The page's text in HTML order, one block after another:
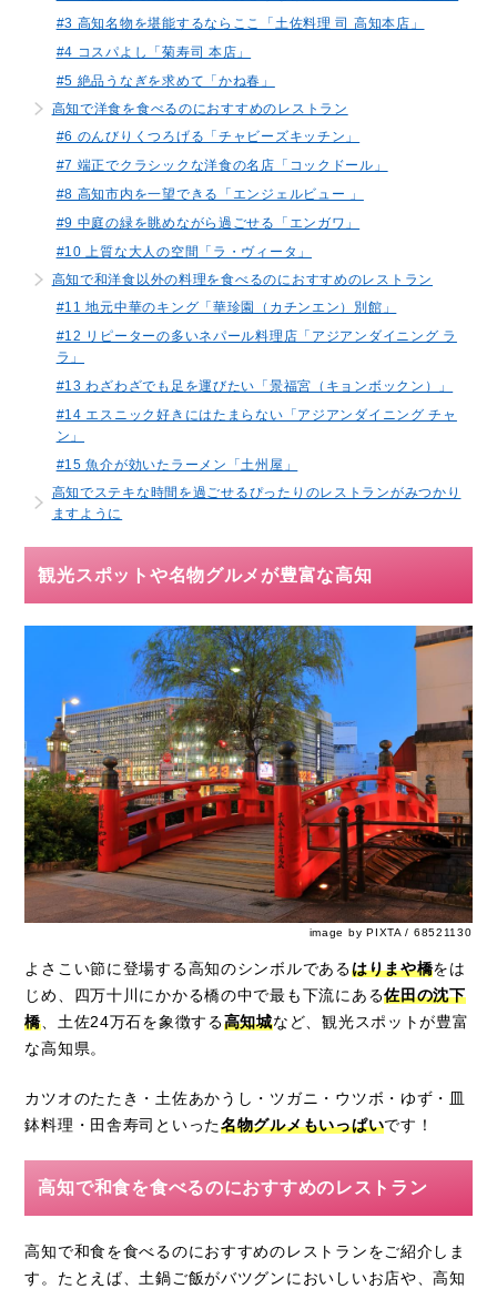
#3 高知名物を堪能するならここ「土佐料理 司 高知本店」
#4 コスパよし「菊寿司 本店」
#5 絶品うなぎを求めて「かね春」
高知で洋食を食べるのにおすすめのレストラン
#6 のんびりくつろげる「チャビーズキッチン」
#7 端正でクラシックな洋食の名店「コックドール」
#8 高知市内を一望できる「エンジェルビュー 」
#9 中庭の緑を眺めながら過ごせる「エンガワ」
#10 上質な大人の空間「ラ・ヴィータ」
高知で和洋食以外の料理を食べるのにおすすめのレストラン
#11 地元中華のキング「華珍園（カチンエン）別館」
#12 リピーターの多いネパール料理店「アジアンダイニング ラ
ラ」
#13 わざわざでも足を運びたい「景福宮（キョンボックン）」
#14 エスニック好きにはたまらない「アジアンダイニング チャ
ン」
#15 魚介が効いたラーメン「土州屋」
高知でステキな時間を過ごせるぴったりのレストランがみつかり
ますように
観光スポットや名物グルメが豊富な高知
image by PIXTA / 68521130
よさこい節に登場する高知のシンボルであるはりまや橋をは
じめ、四万十川にかかる橋の中で最も下流にある佐田の沈下
橋、土佐24万石を象徴する高知城など、観光スポットが豊富
な高知県。
カツオのたたき・土佐あかうし・ツガニ・ウツボ・ゆず・皿
鉢料理・田舎寿司といった名物グルメもいっぱいです！
高知で和食を食べるのにおすすめのレストラン
高知で和食を食べるのにおすすめのレストランをご紹介しま
す。たとえば、土鍋ご飯がバツグンにおいしいお店や、高知